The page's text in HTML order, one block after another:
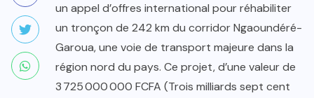
un appel d’offres international pour réhabiliter
un tronçon de 242 km du corridor Ngaoundéré-
Garoua, une voie de transport majeure dans la
région nord du pays. Ce projet, d’une valeur de
3 725 000 000 FCFA (Trois milliards sept cent